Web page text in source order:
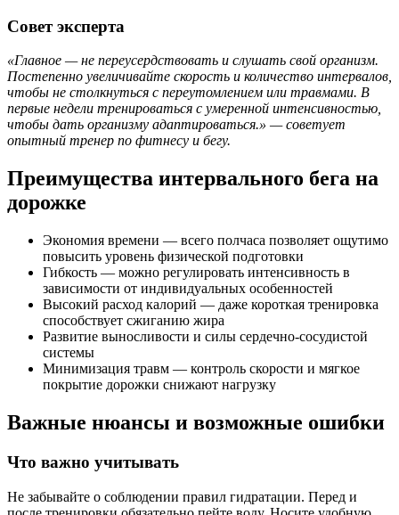
Совет эксперта
«Главное — не переусердствовать и слушать свой организм.
Постепенно увеличивайте скорость и количество интервалов,
чтобы не столкнуться с переутомлением или травмами. В
первые недели тренироваться с умеренной интенсивностью,
чтобы дать организму адаптироваться.» — советует
опытный тренер по фитнесу и бегу.
Преимущества интервального бега на
дорожке
Экономия времени — всего полчаса позволяет ощутимо
повысить уровень физической подготовки
Гибкость — можно регулировать интенсивность в
зависимости от индивидуальных особенностей
Высокий расход калорий — даже короткая тренировка
способствует сжиганию жира
Развитие выносливости и силы сердечно-сосудистой
системы
Минимизация травм — контроль скорости и мягкое
покрытие дорожки снижают нагрузку
Важные нюансы и возможные ошибки
Что важно учитывать
Не забывайте о соблюдении правил гидратации. Перед и